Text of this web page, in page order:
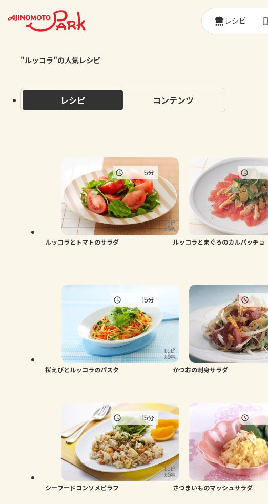
レシピ
"ルッコラ"の人気レシピ
レシピ コンテンツ
ルッコラとトマトのサラダ
5分
ルッコラとまぐろのカルパッチョ
桜えびとルッコラのパスタ
15分
かつおの刺身サラダ
シーフードコンソメピラフ
15分
さつまいものマッシュサラダ